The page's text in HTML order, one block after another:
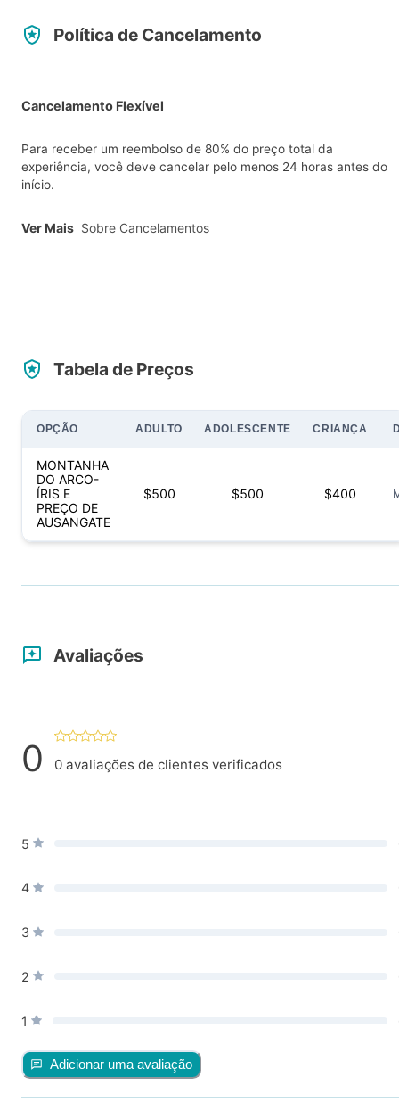
Política de Cancelamento
Cancelamento Flexível
Para receber um reembolso de 80% do preço total da
experiência, você deve cancelar pelo menos 24 horas antes do
início.
Ver Mais Sobre Cancelamentos
Tabela de Preços
OPÇÃO ADULTO ADOLESCENTE CRIANÇA
MONTANHA
DO ARCO-
ÍRIS E
PREÇO DE
AUSANGATE
$500 $500 $400
Avaliações
0 0 avaliações de clientes verificados
5
4
3
2
1
Adicionar uma avaliação